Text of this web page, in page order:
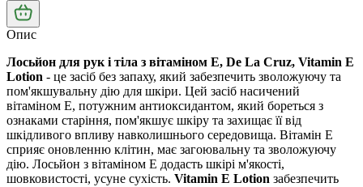
Опис
Лосьйон для рук і тіла з вітаміном Е, De La Cruz, Vitamin E
Lotion - це засіб без запаху, який забезпечить зволожуючу та
пом'якшувальну дію для шкіри. Цей засіб насичений
вітаміном Е, потужним антиоксидантом, який бореться з
ознаками старіння, пом'якшує шкіру та захищає її від
шкідливого впливу навколишнього середовища. Вітамін Е
сприяє оновленню клітин, має загоювальну та зволожуючу
дію. Лосьйон з вітаміном Е додасть шкірі м'якості,
шовковистості, усуне сухість. Vitamin E Lotion забезпечить